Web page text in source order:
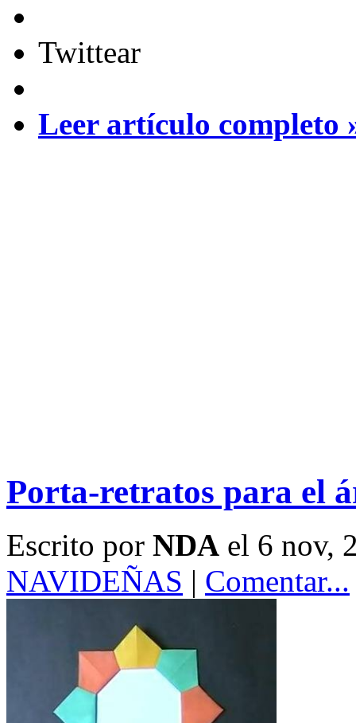
Twittear
Leer artículo completo
Porta-retratos para el
Escrito por NDA el 6 nov,
NAVIDEÑAS | Comentar...